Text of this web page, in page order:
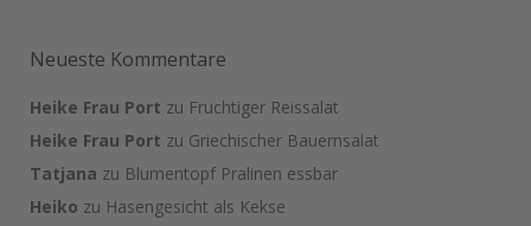
Neueste Kommentare
Heike Frau Port zu Fruchtiger Reissalat
Heike Frau Port zu Griechischer Bauernsalat
Tatjana zu Blumentopf Pralinen essbar
Heiko zu Hasengesicht als Kekse